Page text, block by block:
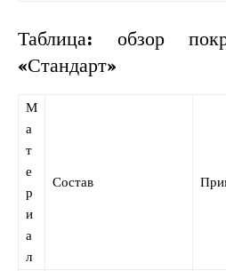
Таблица: обзор
«Стандарт»
М
а
т
е
р
и
а
л
Состав